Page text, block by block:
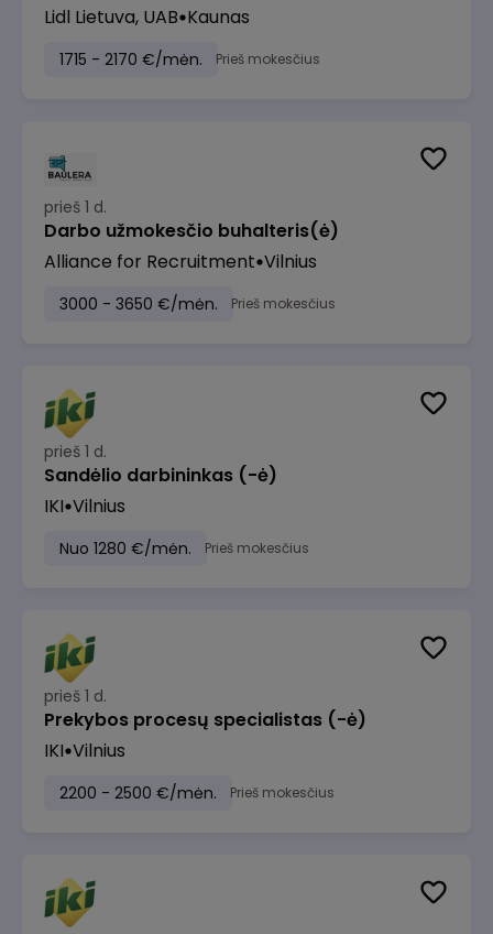
Lidl Lietuva, UAB Kaunas
1715 - 2170 €/mėn. Prieš mokesčius
prieš 1 d.
Darbo užmokesčio buhalteris(ė)
Alliance for Recruitment Vilnius
3000 - 3650 €/mėn. Prieš mokesčius
prieš 1 d.
Sandėlio darbininkas (-ė)
IKI Vilnius
Nuo 1280 €/mėn. Prieš mokesčius
prieš 1 d.
Prekybos procesų specialistas (-ė)
IKI Vilnius
2200 - 2500 €/mėn. Prieš mokesčius